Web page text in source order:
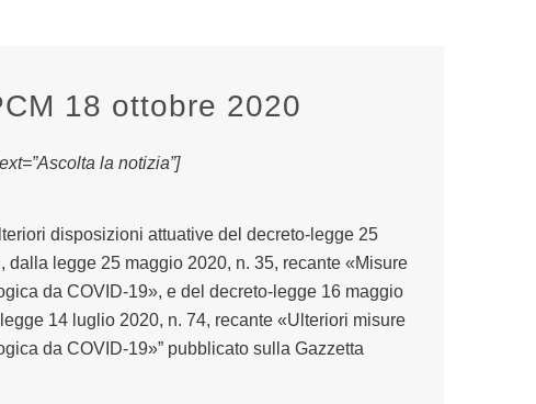
18 ottobre 2020
la notizia”]
disposizioni attuative del decreto-legge 25
legge 25 maggio 2020, n. 35, recante «Misure
da COVID-19», e del decreto-legge 16 maggio
14 luglio 2020, n. 74, recante «Ulteriori misure
da COVID-19»” pubblicato sulla Gazzetta